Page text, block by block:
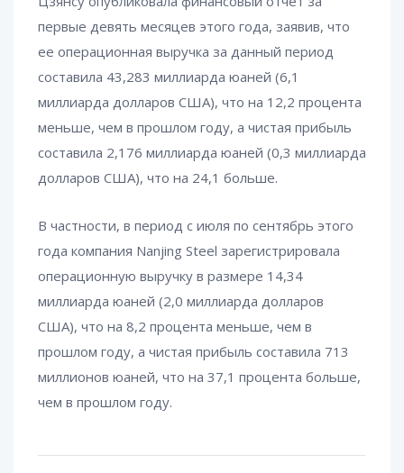
первые девять месяцев этого года, заявив, что
ее операционная выручка за данный период
составила 43,283 миллиарда юаней (6,1
миллиарда долларов США), что на 12,2 процента
меньше, чем в прошлом году, а чистая прибыль
составила 2,176 миллиарда юаней (0,3 миллиарда
долларов США), что на 24,1 больше.
В частности, в период с июля по сентябрь этого
года компания Nanjing Steel зарегистрировала
операционную выручку в размере 14,34
миллиарда юаней (2,0 миллиарда долларов
США), что на 8,2 процента меньше, чем в
прошлом году, а чистая прибыль составила 713
миллионов юаней, что на 37,1 процента больше,
чем в прошлом году.